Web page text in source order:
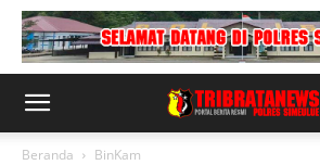
Beranda BinKam